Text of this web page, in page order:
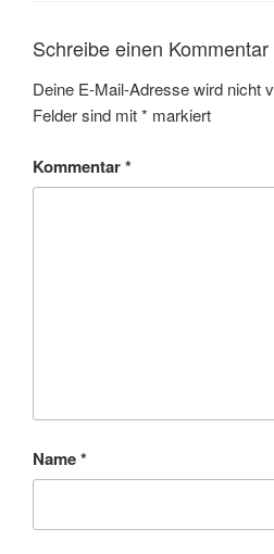
Schreibe einen Kommentar
Deine E-Mail-Adresse wird nicht
Felder sind mit* markiert
Kommentar*
Name*